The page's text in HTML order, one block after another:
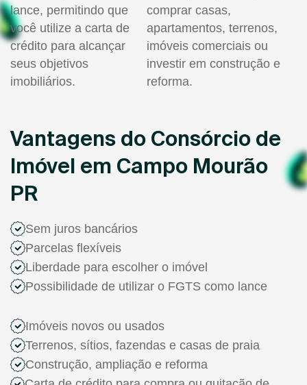
lance, permitindo que
você utilize a carta de
crédito para alcançar
seus objetivos
imobiliários.
comprar casas,
apartamentos, terrenos,
imóveis comerciais ou
investir em construção e
reforma.
Vantagens do Consórcio de
Imóvel em Campo Mourão
PR
Sem juros bancários
Parcelas flexíveis
Liberdade para escolher o imóvel
Possibilidade de utilizar o FGTS como lance
Imóveis novos ou usados
Terrenos, sítios, fazendas e casas de praia
Construção, ampliação e reforma